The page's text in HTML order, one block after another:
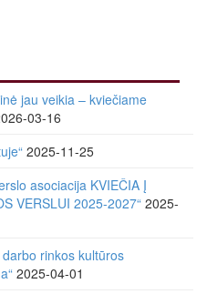
jau veikia – kviečiame
03-16
2025-11-25
asociacija KVIEČIA Į
VERSLUI 2025-2027“ 2025-
rinkos kultūros
2025-04-01